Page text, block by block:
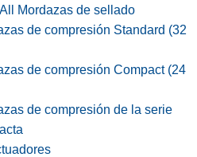
Mordazas de sellado
de compresión Standard (32
de compresión Compact (24
de compresión de la serie